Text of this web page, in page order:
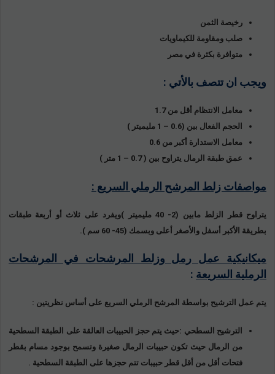
رخيصة الثمن
صلب ومقاومة للكيماويات
متوافرة بكثرة في مصر
ويجب ان تتصف بالأتي :
معامل الانتظام أقل من 1.7
الحجم الفعال بين (0.6 – 1 مليميتر )
معامل الاستدارة أكبر من 0.6
عمق طبقة الرمال يتراوح بين ( 0.7 – 1 متر )
مواصفات زلط المرشح الرملي السريع :
يتراوح قطر الزلط مابين (2- 40 مليميتر )ويفرد على ثلاث أو أربعة طبقات
بطريقة الأكبر أسفل والأصغر أعلى وبسمك (45- 60 سم ).
ميكانيكية عمل رمل وزلط المرشحات في المرشحات
الرملية السريعة :
يتم عمل الترشيح بواسطة المرشح الرملي السريع على أساس نظريتين :
الترشيح السطحي :حيث يتم حجز الحبيبات العالقة على الطبقة السطحية
من الرمال حيث تكون حبيبات الرمال صغيرة وتسمح بوجود مسام بقطر
فتحات أقل من أقل قطر حبيبات تتم حجزها على الطبقة السطحية .